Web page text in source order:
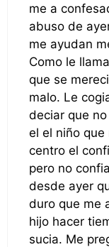
me a
abuso de
me ayudan
Como le
que se
malo. Le
deciar que
el el niño que
centro el
pero no
desde ayer
duro que me
hijo hacer
sucia. Me